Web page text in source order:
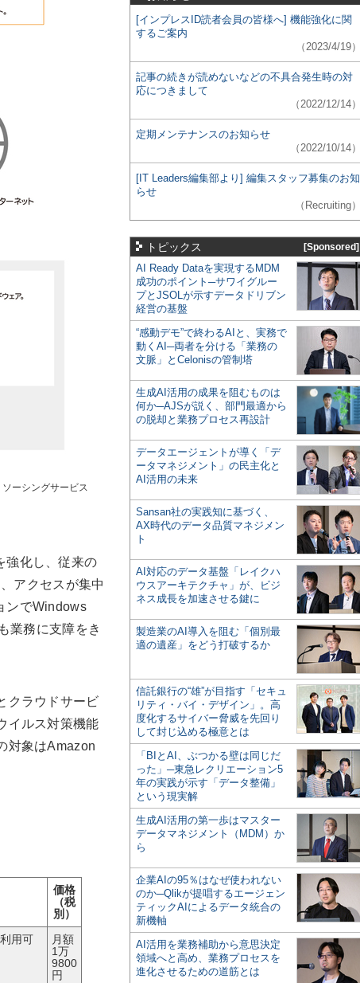
ーシングサービス
強化し、従来の
アクセスが集中
ンでWindows
業務に支障をき
クラウドサービ
イルス対策機能
対象はAmazon
価格
（税
別）
用可
月額
1万
9800
円
[インプレスID読者会員の皆様へ] 機能強化に関
するご案内
（2023/4/19）
記事の続きが読めないなどの不具合発生時の対
応につきまして
（2022/12/14）
定期メンテナンスのお知らせ
（2022/10/14）
[IT Leaders編集部より] 編集スタッフ募集のお知
らせ
（Recruiting）
トピックス [Sponsored]
AI Ready Dataを実現するMDM
成功のポイント─サワイグルー
プとJSOLが示すデータドリブン
経営の基盤
“感動デモ”で終わるAIと、実務で
動くAI─両者を分ける「業務の
文脈」とCelonisの管制塔
生成AI活用の成果を阻むものは
何か─AJSが説く、部門最適から
の脱却と業務プロセス再設計
データエージェントが導く「デ
ータマネジメント」の民主化と
AI活用の未来
Sansan社の実践知に基づく、
AX時代のデータ品質マネジメン
ト
AI対応のデータ基盤「レイクハ
ウスアーキテクチャ」が、ビジ
ネス成長を加速させる鍵に
製造業のAI導入を阻む「個別最
適の遺産」をどう打破するか
信託銀行の“雄”が目指す「セキュ
リティ・バイ・デザイン」。高
度化するサイバー脅威を先回り
して封じ込める極意とは
「BIとAI、ぶつかる壁は同じだ
った」─東急レクリエーション5
年の実践が示す「データ整備」
という現実解
生成AI活用の第一歩はマスター
データマネジメント（MDM）か
ら
企業AIの95％はなぜ使われない
のか─Qlikが提唱するエージェン
ティックAIによるデータ統合の
新機軸
AI活用を業務補助から意思決定
領域へと高め、業務プロセスを
進化させるための道筋とは